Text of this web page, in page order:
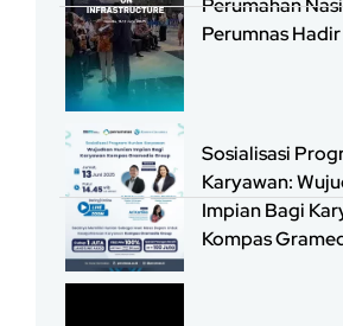
Perumahan
Perumnas
Sosialisasi
Karyawan:
Impian Bagi
Kompas